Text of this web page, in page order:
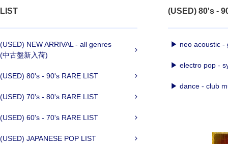
LIST
(USED) NEW ARRIVAL - all genres
(中古盤新入荷)
(USED) 80's - 90's RARE LIST
(USED) 70's - 80's RARE LIST
(USED) 60's - 70's RARE LIST
(USED) JAPANESE POP LIST
(USED) 80's -
▶ neo acoustic -
▶ electro pop -
▶ dance - club